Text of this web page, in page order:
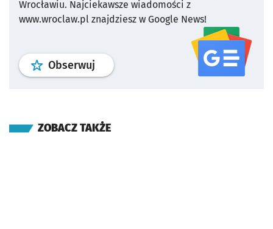
Wrocławiu. Najciekawsze wiadomości z
www.wroclaw.pl znajdziesz w Google News!
Obserwuj profil serwisu
ZOBACZ TAKŻE